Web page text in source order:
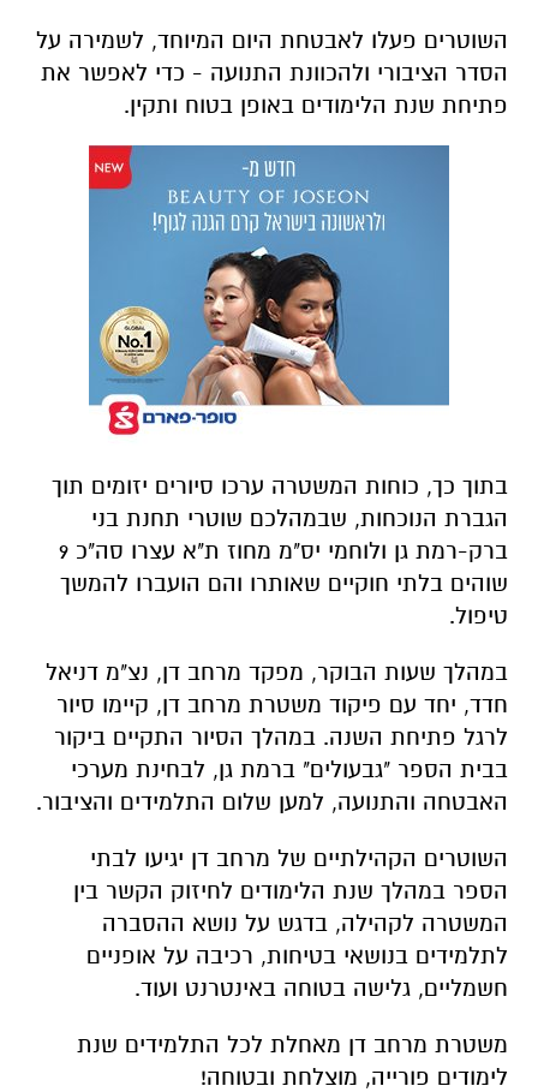
בתוך כך, כוחות המשטרה ערכו סיורים יזומים תוך
הגברת הנוכחות, שבמהלכם שוטרי תחנת בני
טיפול.
במהלך שעות הבוקר, מפקד מרחב דן, נצ"מ דניאל
חדד, יחד עם פיקוד משטרת מרחב דן, קיימו סיור
לרגל פתיחת השנה. במהלך הסיור התקיים ביקור
האבטחה והתנועה, למען שלום התלמידים והציבור.
השוטרים הקהילתיים של מרחב דן יגיעו לבתי
הספר במהלך שנת הלימודים לחיזוק הקשר בין
המשטרה לקהילה, בדגש על נושא ההסברה
חשמליים, גלישה בטוחה באינטרנט ועוד.
משטרת מרחב דן מאחלת לכל התלמידים שנת
לימודים פורייה, מוצלחת ובטוחה!
הצטרפו לקבוצת החדשות השקטה של רמת גן נט ב-